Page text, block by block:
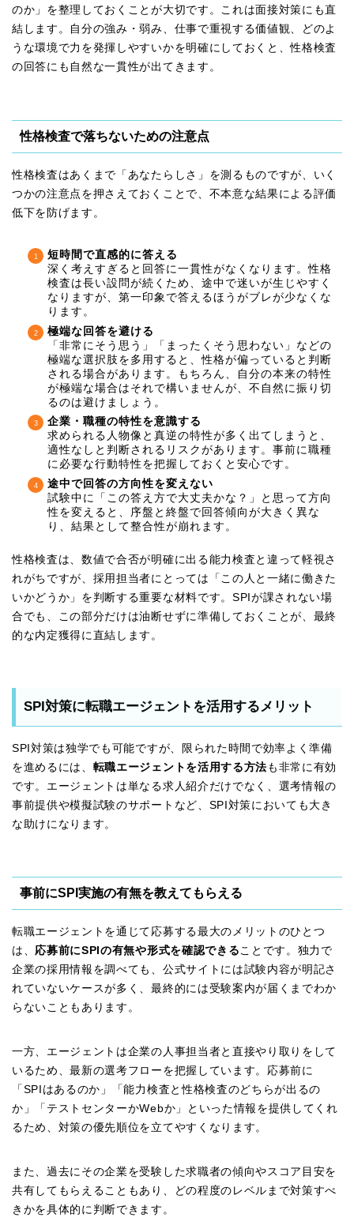
のか」を整理しておくことが大切です。これは面接対策にも直
結します。自分の強み・弱み、仕事で重視する価値観、どのよ
うな環境で力を発揮しやすいかを明確にしておくと、性格検査
の回答にも自然な一貫性が出てきます。
性格検査で落ちないための注意点
性格検査はあくまで「あなたらしさ」を測るものですが、いく
つかの注意点を押さえておくことで、不本意な結果による評価
低下を防げます。
短時間で直感的に答える
深く考えすぎると回答に一貫性がなくなります。性格
検査は長い設問が続くため、途中で迷いが生じやすく
なりますが、第一印象で答えるほうがブレが少なくな
ります。
極端な回答を避ける
「非常にそう思う」「まったくそう思わない」などの
極端な選択肢を多用すると、性格が偏っていると判断
される場合があります。もちろん、自分の本来の特性
が極端な場合はそれで構いませんが、不自然に振り切
るのは避けましょう。
企業・職種の特性を意識する
求められる人物像と真逆の特性が多く出てしまうと、
適性なしと判断されるリスクがあります。事前に職種
に必要な行動特性を把握しておくと安心です。
途中で回答の方向性を変えない
試験中に「この答え方で大丈夫かな？」と思って方向
性を変えると、序盤と終盤で回答傾向が大きく異な
り、結果として整合性が崩れます。
性格検査は、数値で合否が明確に出る能力検査と違って軽視さ
れがちですが、採用担当者にとっては「この人と一緒に働きた
いかどうか」を判断する重要な材料です。SPIが課されない場
合でも、この部分だけは油断せずに準備しておくことが、最終
的な内定獲得に直結します。
SPI対策に転職エージェントを活用するメリット
SPI対策は独学でも可能ですが、限られた時間で効率よく準備
を進めるには、 転職エージェントを活用する方法 も非常に有効
です。エージェントは単なる求人紹介だけでなく、選考情報の
事前提供や模擬試験のサポートなど、SPI対策においても大き
な助けになります。
事前にSPI実施の有無を教えてもらえる
転職エージェントを通じて応募する最大のメリットのひとつ
は、 応募前にSPIの有無や形式を確認できることです。独力で
企業の採用情報を調べても、公式サイトには試験内容が明記さ
れていないケースが多く、最終的には受験案内が届くまでわか
らないこともあります。
一方、エージェントは企業の人事担当者と直接やり取りをして
いるため、最新の選考フローを把握しています。応募前に
「SPIはあるのか」「能力検査と性格検査のどちらが出るの
か」「テストセンターかWebか」といった情報を提供してくれ
るため、対策の優先順位を立てやすくなります。
また、過去にその企業を受験した求職者の傾向やスコア目安を
共有してもらえることもあり、どの程度のレベルまで対策すべ
きかを具体的に判断できます。